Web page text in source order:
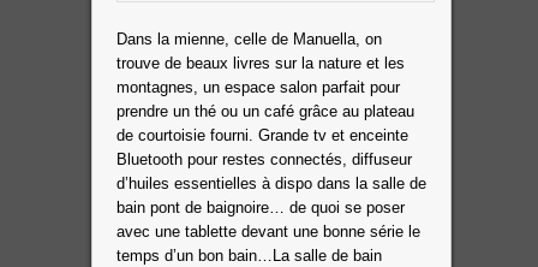
Dans la mienne, celle de Manuella, on
trouve de beaux livres sur la nature et les
montagnes, un espace salon parfait pour
prendre un thé ou un café grâce au plateau
de courtoisie fourni. Grande tv et enceinte
Bluetooth pour restes connectés, diffuseur
d’huiles essentielles à dispo dans la salle de
bain pont de baignoire… de quoi se poser
avec une tablette devant une bonne série le
temps d’un bon bain…La salle de bain